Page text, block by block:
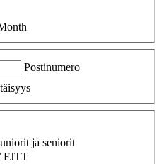
Postinumero
ja seniorit
FJTT